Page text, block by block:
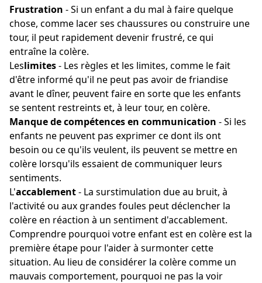
Frustration - Si un enfant a du mal à faire quelque
chose, comme lacer ses chaussures ou construire une
tour, il peut rapidement devenir frustré, ce qui
entraîne la colère.
Leslimites- Les règles et les limites, comme le fait
d'être informé qu'il ne peut pas avoir de friandise
avant le dîner, peuvent faire en sorte que les enfants
se sentent restreints et, à leur tour, en colère.
Manque de compétences en communication - Si les
enfants ne peuvent pas exprimer ce dont ils ont
besoin ou ce qu'ils veulent, ils peuvent se mettre en
colère lorsqu'ils essaient de communiquer leurs
sentiments.
L'accablement- La surstimulation due au bruit, à
l'activité ou aux grandes foules peut déclencher la
colère en réaction à un sentiment d'accablement.
Comprendre pourquoi votre enfant est en colère est la
première étape pour l'aider à surmonter cette
situation. Au lieu de considérer la colère comme un
mauvais comportement, pourquoi ne pas la voir